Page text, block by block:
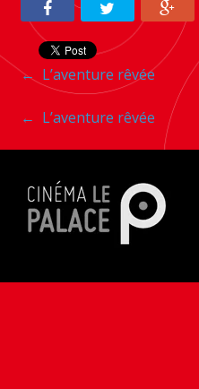
Navigation
entre
les
articles
← L’aventure rêvée
Navigation
entre
les
articles
← L’aventure rêvée